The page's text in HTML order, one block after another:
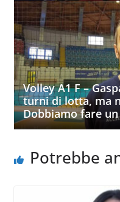
Volley A1 F –
turni di lotta, ma
Dobbiamo fare
Potrebbe